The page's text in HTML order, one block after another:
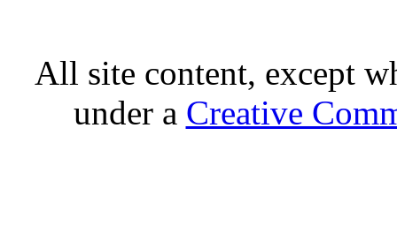
All site content, except
under a Creative